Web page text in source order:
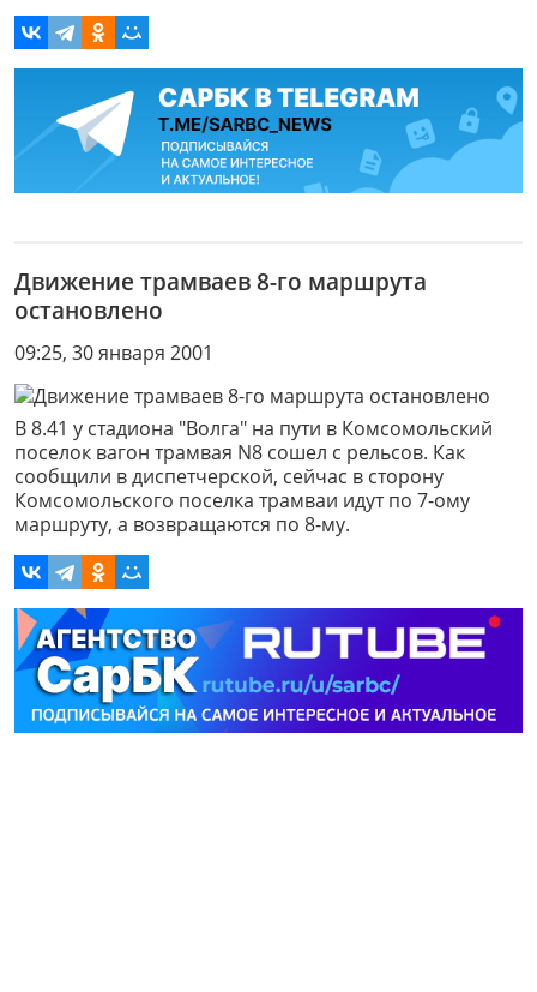
Движение трамваев 8-го маршрута
остановлено
09:25, 30 января 2001
В 8.41 у стадиона "Волга" на пути в Комсомольский
поселок вагон трамвая N8 сошел с рельсов. Как
сообщили в диспетчерской, сейчас в сторону
Комсомольского поселка трамваи идут по 7-ому
маршруту, а возвращаются по 8-му.